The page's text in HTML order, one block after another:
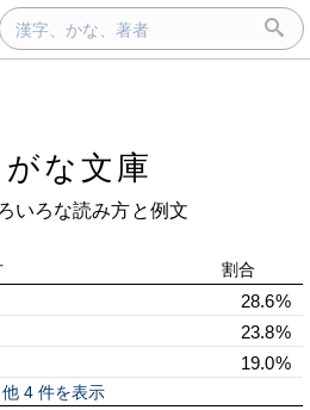
な文庫
いろな読み方と例文
割合
28.6%
23.8%
19.0%
4 件を表示